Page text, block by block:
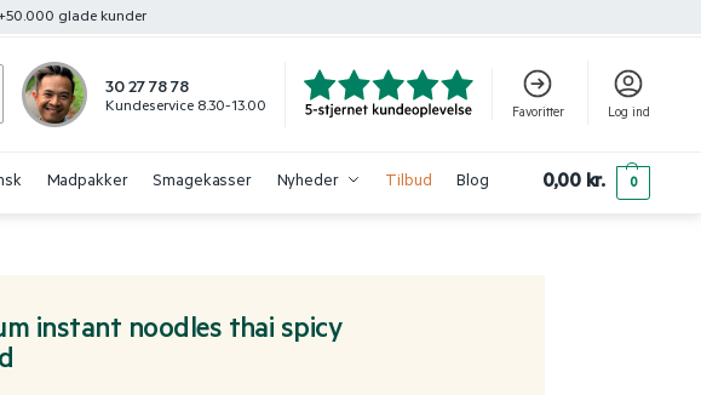
glade kunder
30 27 78 78
Kundeservice 8.30-13.00 Favoritter Log ind
Madpakker Smagekasser Nyheder Tilbud Blog 0,00 kr. 0
instant noodles thai spicy